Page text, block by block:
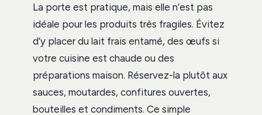
La porte est pratique, mais elle n’est pas
idéale pour les produits très fragiles. Évitez
d’y placer du lait frais entamé, des œufs si
votre cuisine est chaude ou des
préparations maison. Réservez-la plutôt aux
sauces, moutardes, confitures ouvertes,
bouteilles et condiments. Ce simple